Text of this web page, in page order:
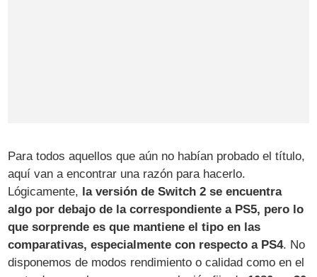
Para todos aquellos que aún no habían probado el título,
aquí van a encontrar una razón para hacerlo.
Lógicamente, la versión de Switch 2 se encuentra
algo por debajo de la correspondiente a PS5, pero lo
que sorprende es que mantiene el tipo en las
comparativas, especialmente con respecto a PS4. No
disponemos de modos rendimiento o calidad como en el